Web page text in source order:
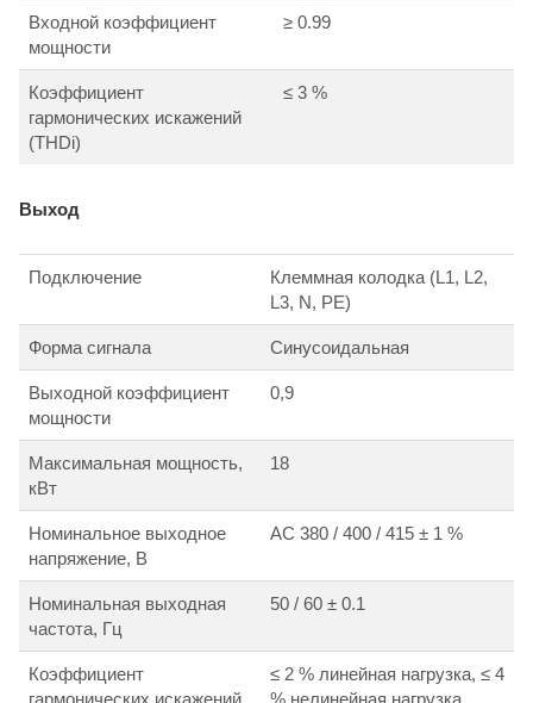
Входной коэффициент
мощности
≥ 0.99
Коэффициент
гармонических искажений
(THDi)
≤ 3 %
Выход
Подключение
Клеммная колодка (L1, L2,
L3, N, PE)
Форма сигнала Синусоидальная
Выходной коэффициент
мощности
0,9
Максимальная мощность,
кВт
18
Номинальное выходное
напряжение, В
АС 380 / 400 / 415 ± 1 %
Номинальная выходная
частота, Гц
50 / 60 ± 0.1
Коэффициент
гармонических искажений
≤ 2 % линейная нагрузка, ≤ 4
% нелинейная нагрузка